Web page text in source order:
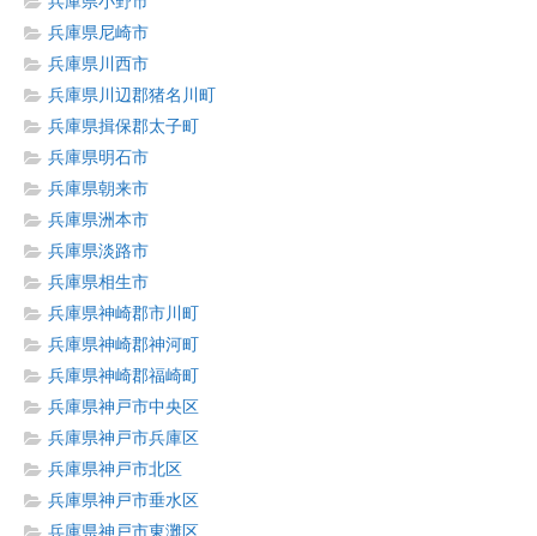
兵庫県尼崎市
兵庫県川西市
兵庫県川辺郡猪名川町
兵庫県揖保郡太子町
兵庫県明石市
兵庫県朝来市
兵庫県洲本市
兵庫県淡路市
兵庫県相生市
兵庫県神崎郡市川町
兵庫県神崎郡神河町
兵庫県神崎郡福崎町
兵庫県神戸市中央区
兵庫県神戸市兵庫区
兵庫県神戸市北区
兵庫県神戸市垂水区
兵庫県神戸市東灘区